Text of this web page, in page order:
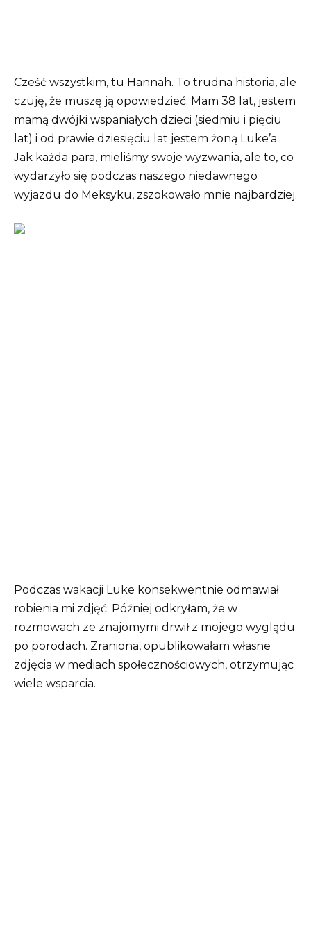
Cześć wszystkim, tu Hannah. To trudna historia, ale
czuję, że muszę ją opowiedzieć. Mam 38 lat, jestem
mamą dwójki wspaniałych dzieci (siedmiu i pięciu
lat) i od prawie dziesięciu lat jestem żoną Luke’a.
Jak każda para, mieliśmy swoje wyzwania, ale to, co
wydarzyło się podczas naszego niedawnego
wyjazdu do Meksyku, zszokowało mnie najbardziej.
Podczas wakacji Luke konsekwentnie odmawiał
robienia mi zdjęć. Później odkryłam, że w
rozmowach ze znajomymi drwił z mojego wyglądu
po porodach. Zraniona, opublikowałam własne
zdjęcia w mediach społecznościowych, otrzymując
wiele wsparcia.